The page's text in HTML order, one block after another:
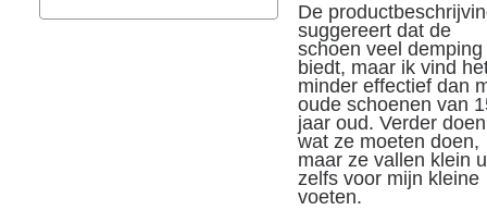
De
suggereert dat de
schoen veel demping
biedt, maar ik vind
minder effectief dan
oude schoenen van
jaar oud. Verder
wat ze moeten doen,
maar ze vallen klein
zelfs voor mijn kleine
voeten.